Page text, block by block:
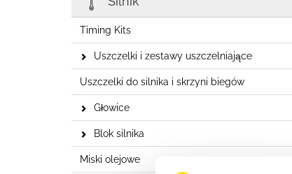
Timing Kits
Uszczelki i zestawy uszczelniające
Uszczelki do silnika i skrzyni biegów
Głowice
Blok silnika
Miski olejowe